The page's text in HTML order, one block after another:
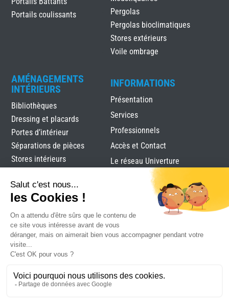
Portails coulissants
Pergolas
Pergolas bioclimatiques
Stores extérieurs
Voile ombrage
AMÉNAGEMENTS
INTÉRIEURS
Bibliothèques
Dressing et placards
Portes d’intérieur
Séparations de pièces
Stores intérieurs
INFORMATIONS
Présentation
Services
Professionnels
Accès et Contact
Le réseau Univerture
Alutec|Mentions légales